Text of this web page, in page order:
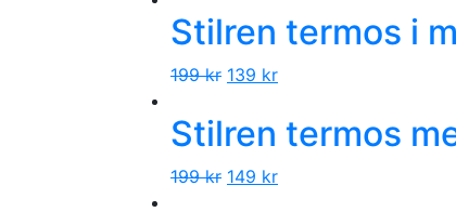
Stilren termos i
199kr 139 kr
Stilren termos
199kr 149 kr